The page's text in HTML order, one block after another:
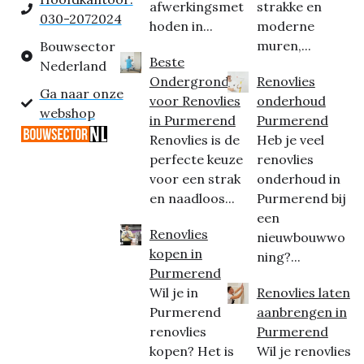
030-2072024
Bouwsector
Nederland
Ga naar onze
webshop
afwerkingsmet
hoden in...
Beste
Ondergrond
voor Renovlies
in Purmerend
Renovlies is de
perfecte keuze
voor een strak
en naadloos...
Renovlies
kopen in
Purmerend
Wil je in
Purmerend
renovlies
kopen? Het is
strakke en
moderne
muren,...
Renovlies
onderhoud
Purmerend
Heb je veel
renovlies
onderhoud in
Purmerend bij
een
nieuwbouwwo
ning?...
Renovlies laten
aanbrengen in
Purmerend
Wil je renovlies